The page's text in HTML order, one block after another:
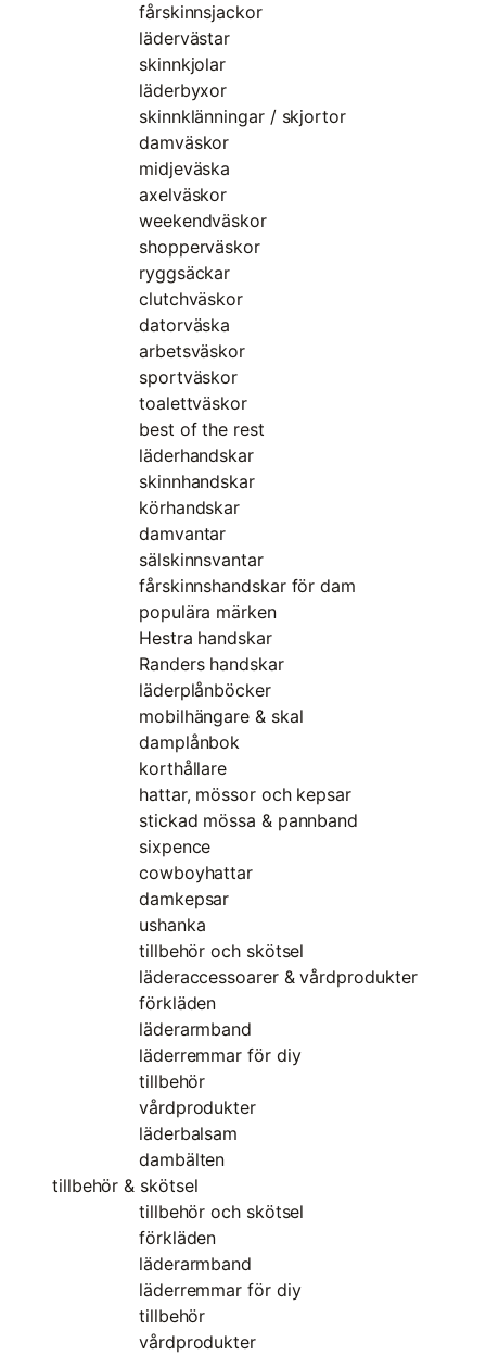
fårskinnsjackor
lädervästar
skinnkjolar
läderbyxor
skinnklänningar / skjortor
damväskor
midjeväska
axelväskor
weekendväskor
shopperväskor
ryggsäckar
clutchväskor
datorväska
arbetsväskor
sportväskor
toalettväskor
best of the rest
läderhandskar
skinnhandskar
körhandskar
damvantar
sälskinnsvantar
fårskinnshandskar för dam
populära märken
Hestra handskar
Randers handskar
läderplånböcker
mobilhängare & skal
damplånbok
korthållare
hattar, mössor och kepsar
stickad mössa & pannband
sixpence
cowboyhattar
damkepsar
ushanka
tillbehör och skötsel
läderaccessoarer & vårdprodukter
förkläden
läderarmband
läderremmar för diy
tillbehör
vårdprodukter
läderbalsam
dambälten
tillbehör & skötsel
tillbehör och skötsel
förkläden
läderarmband
läderremmar för diy
tillbehör
vårdprodukter